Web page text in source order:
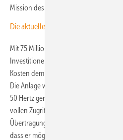
Mission des Projektes.
Die aktuellen News der
Mit 75 Millionen Euro finanziert 50
Investitionen bereits nach fünf Jahren
Kosten demnach bis Ende 2033 oder
Die Anlage wird den Strom aus dem
50 Hertz geregelt durch einen
vollen Zugriff auf die Steuerung
Übertragungsnetzbetreiber die
dass er möglichst viel Grünstrom